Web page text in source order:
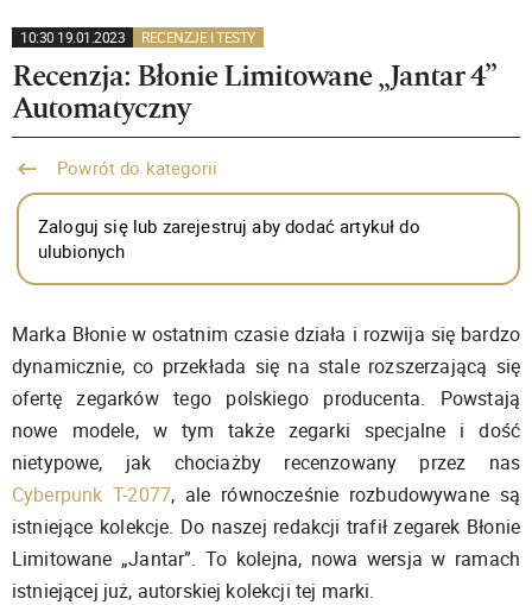
10:30 19.01.2023 RECENZJE I TESTY
Recenzja: Błonie Limitowane „Jantar 4”
Automatyczny
Powrót do kategorii
Zaloguj się lub zarejestruj aby dodać artykuł do
ulubionych
Marka Błonie w ostatnim czasie działa i rozwija się bardzo
dynamicznie, co przekłada się na stale rozszerzającą się
ofertę zegarków tego polskiego producenta. Powstają
nowe modele, w tym także zegarki specjalne i dość
nietypowe, jak chociażby recenzowany przez nas
Cyberpunk T-2077, ale równocześnie rozbudowywane są
istniejące kolekcje. Do naszej redakcji trafił zegarek Błonie
Limitowane „Jantar”. To kolejna, nowa wersja w ramach
istniejącej już, autorskiej kolekcji tej marki.